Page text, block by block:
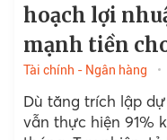
hoạch lợi
mạnh tiền
Tài chính - Ngân hàng
Dù tăng trích lập
vẫn thực hiện 91%